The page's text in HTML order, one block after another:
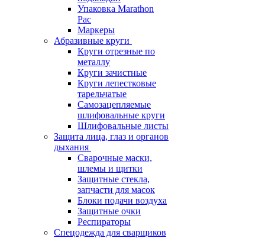
Упаковка Marathon
Pac
Маркеры
Абразивные круги
Круги отрезные по
металлу
Круги зачистные
Круги лепестковые
тарельчатые
Самозацепляемые
шлифовальные круги
Шлифовальные листы
Защита лица, глаз и органов
дыхания
Сварочные маски,
шлемы и щитки
Защитные стекла,
запчасти для масок
Блоки подачи воздуха
Защитные очки
Респираторы
Спецодежда для сварщиков